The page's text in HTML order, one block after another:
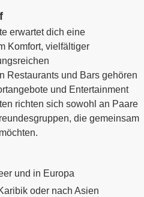
erwartet dich eine
Komfort, vielfältiger
Restaurants und Bars gehören
und Entertainment
richten sich sowohl an Paare
die gemeinsam
und in Europa
oder nach Asien